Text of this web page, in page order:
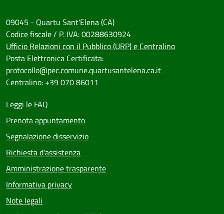
09045 - Quartu Sant'Elena (CA)
Codice fiscale / P. IVA: 00288630924
Ufficio Relazioni con il Pubblico (URP) e Centralino
Posta Elettronica Certificata:
protocollo@pec.comune.quartusantelena.ca.it
Centralino: +39 070 86011
Leggi le FAQ
Prenota appuntamento
Segnalazione disservizio
Richiesta d'assistenza
Amministrazione trasparente
Informativa privacy
Note legali